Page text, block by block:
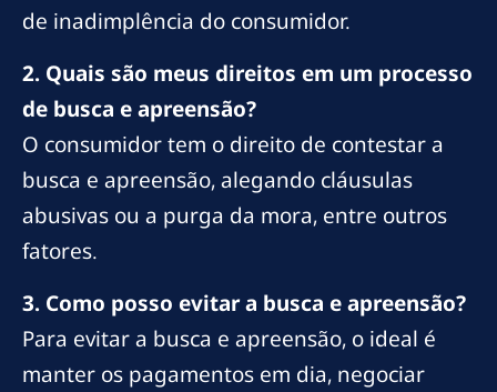
de inadimplência do consumidor.
2. Quais são meus direitos em um processo
de busca e apreensão?
O consumidor tem o direito de contestar a
busca e apreensão, alegando cláusulas
abusivas ou a purga da mora, entre outros
fatores.
3. Como posso evitar a busca e apreensão?
Para evitar a busca e apreensão, o ideal é
manter os pagamentos em dia, negociar